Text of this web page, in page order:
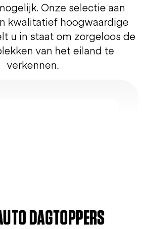
Onze selectie aan
kwalitatief hoogwaardige
u in staat om zorgeloos de
van het eiland te
verkennen.
DAGTOPPERS